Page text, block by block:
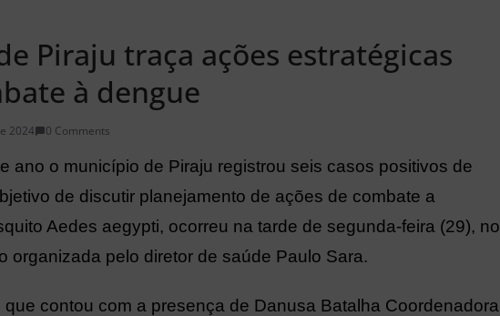
Piraju traça ações estratégicas
à dengue
2024 0 Comments
ano o município de Piraju registrou seis casos positivos de
de discutir planejamento de ações de combate a
Aedes aegypti, ocorreu na tarde de segunda-feira (29), no
organizada pelo diretor de saúde Paulo Sara.
que contou com a presença de Danusa Batalha Coordenadora